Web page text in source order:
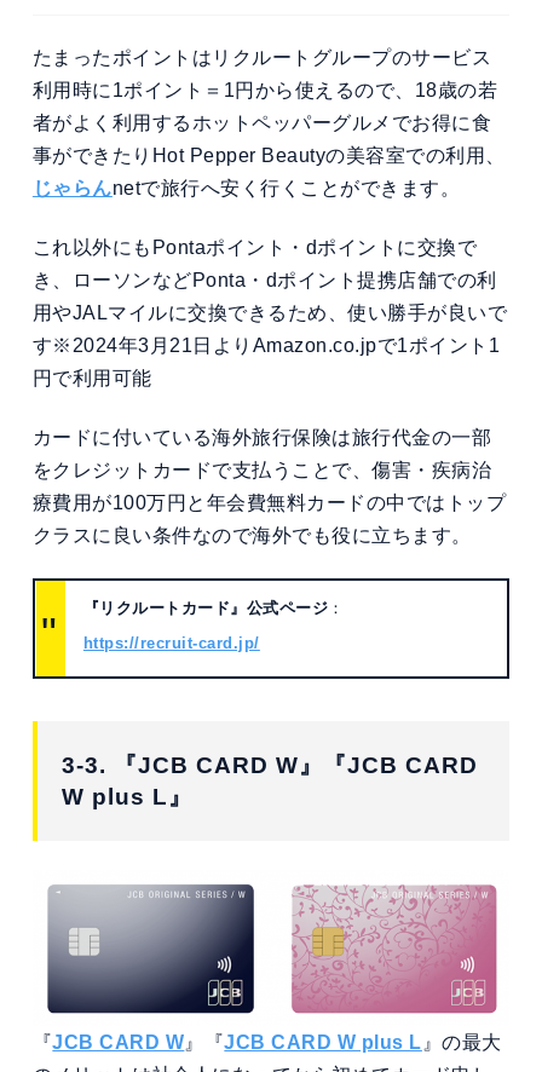
たまったポイントはリクルートグループのサービス
利用時に1ポイント＝1円から使えるので、18歳の若
者がよく利用するホットペッパーグルメでお得に食
事ができたりHot Pepper Beautyの美容室での利用、
じゃらんnetで旅行へ安く行くことができます。
これ以外にもPontaポイント・dポイントに交換で
き、ローソンなどPonta・dポイント提携店舗での利
用やJALマイルに交換できるため、使い勝手が良いで
す※2024年3月21日よりAmazon.co.jpで1ポイント1
円で利用可能
カードに付いている海外旅行保険は旅行代金の一部
をクレジットカードで支払うことで、傷害・疾病治
療費用が100万円と年会費無料カードの中ではトップ
クラスに良い条件なので海外でも役に立ちます。
『リクルートカード』公式ページ ：
https://recruit-card.jp/
3-3.
『JCB CARD W』『JCB CARD
W plus L』
『JCB CARD W』『JCB CARD W plus L』の最大